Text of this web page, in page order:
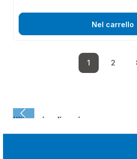
Nel carrello
Pagina
1
Pagina
2
Ultima visualizzazione: